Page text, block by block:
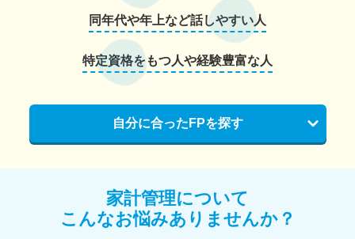
同年代や年上など話しやすい人
特定資格をもつ人や経験豊富な人
自分に合ったFPを探す
家計管理について
こんなお悩みありませんか？